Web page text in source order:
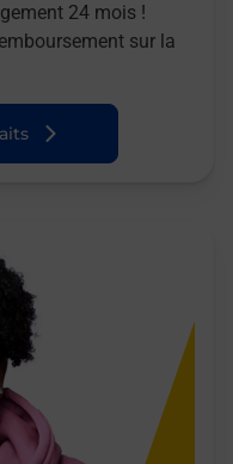
24 mois !
sur la